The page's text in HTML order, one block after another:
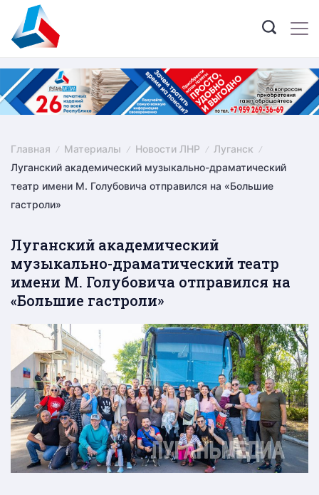
content
Главная Материалы Новости ЛНР
Луганск
Луганский академический музыкально-драматический
театр имени М. Голубовича отправился на «Большие
гастроли»
Луганский академический
музыкально-драматический театр
имени М. Голубовича отправился на
«Большие гастроли»